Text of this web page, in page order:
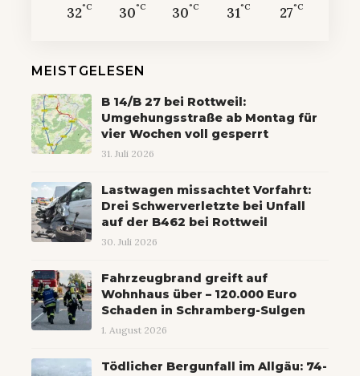
32°C 30°C 30°C 31°C 27°C
MEISTGELESEN
B 14/B 27 bei Rottweil:
Umgehungsstraße ab Montag für
vier Wochen voll gesperrt
31. Juli 2026
Lastwagen missachtet Vorfahrt:
Drei Schwerverletzte bei Unfall
auf der B462 bei Rottweil
30. Juli 2026
Fahrzeugbrand greift auf
Wohnhaus über – 120.000 Euro
Schaden in Schramberg-Sulgen
1. August 2026
Tödlicher Bergunfall im Allgäu: 74-